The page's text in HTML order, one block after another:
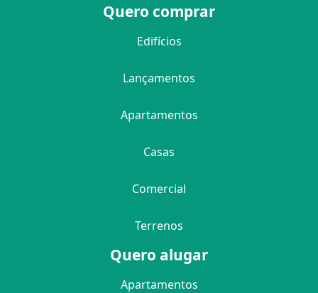
Quero comprar
Edifícios
Lançamentos
Apartamentos
Casas
Comercial
Terrenos
Quero alugar
Apartamentos